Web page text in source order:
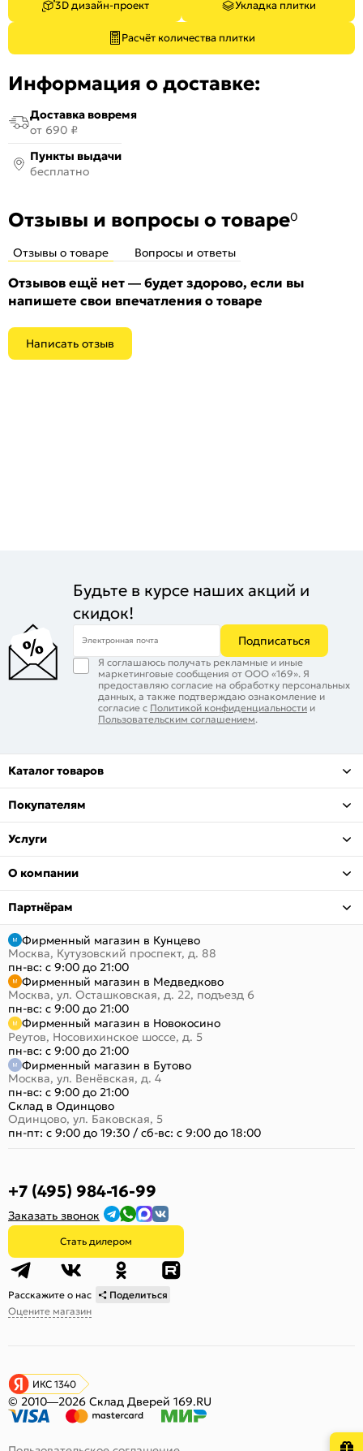
3D дизайн-проект Укладка плитки
Расчёт количества плитки
Информация о доставке:
Доставка вовремя
от 690 ₽
Пункты выдачи
бесплатно
Отзывы и вопросы о товаре0
Отзывы о товаре Вопросы и ответы
Отзывов ещё нет — будет здорово, если вы
напишете свои впечатления о товаре
Написать отзыв
Будьте в курсе наших акций и
скидок!
Электронная почта Подписаться
Я соглашаюсь получать рекламные и иные
маркетинговые сообщения от ООО «169». Я
предоставляю согласие на обработку персональных
данных, а также подтверждаю ознакомление и
согласие с Политикой конфиденциальности и
Пользовательским соглашением.
Каталог товаров
Покупателям
Услуги
О компании
Партнёрам
Фирменный магазин в Кунцево
Москва, Кутузовский проспект, д. 88
пн-вс: с 9:00 до 21:00
Фирменный магазин в Медведково
Москва, ул. Осташковская, д. 22, подъезд 6
пн-вс: с 9:00 до 21:00
Фирменный магазин в Новокосино
Реутов, Носовихинское шоссе, д. 5
пн-вс: с 9:00 до 21:00
Фирменный магазин в Бутово
Москва, ул. Венёвская, д. 4
пн-вс: с 9:00 до 21:00
Склад в Одинцово
Одинцово, ул. Баковская, 5
пн-пт: с 9:00 до 19:30 /сб-вс: с 9:00 до 18:00
+7 (495) 984-16-99
Заказать звонок
Стать дилером
Расскажите о нас
Поделиться
Оцените магазин
ИКС 1340
© 2010—2026 Склад Дверей 169.RU